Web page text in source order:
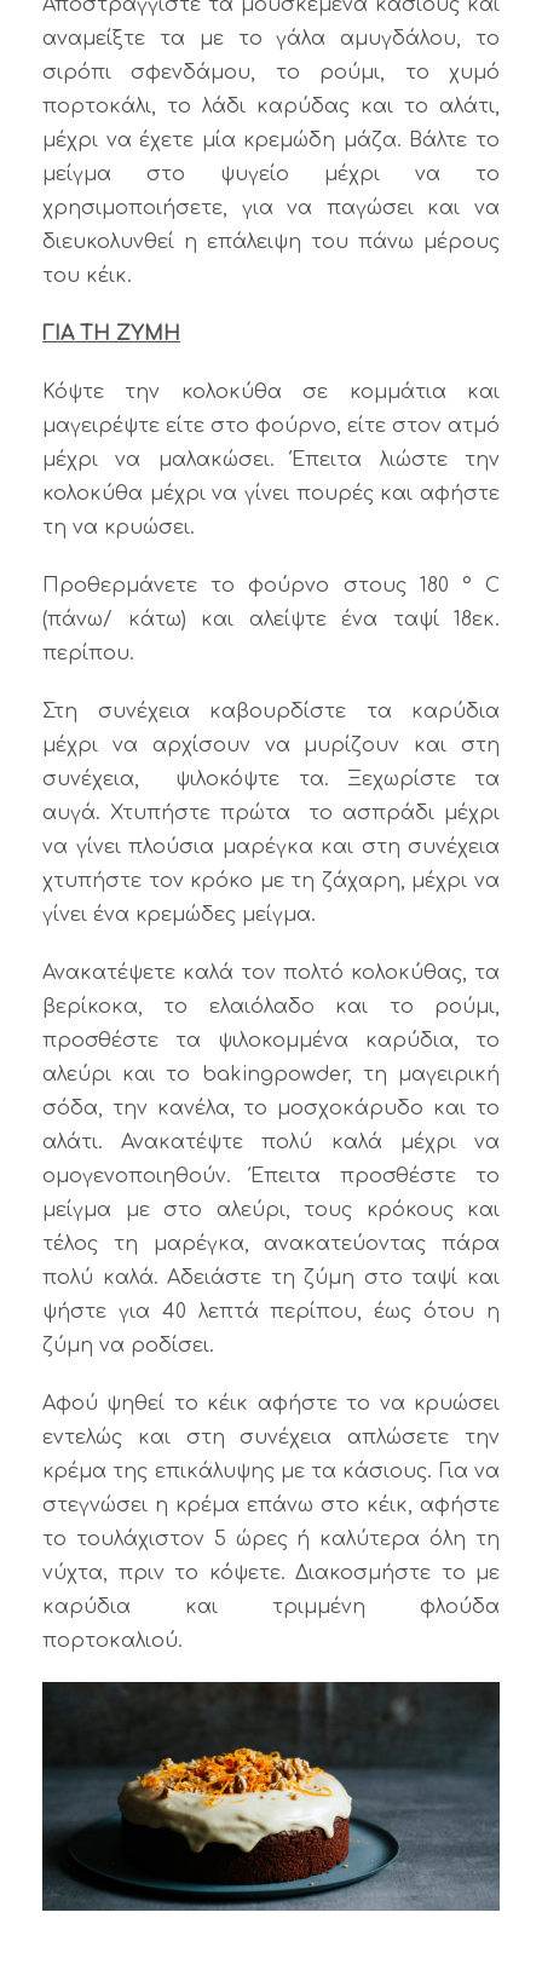
Αποστραγγίστε τα μουσκεμένα κάσιους και
αναμείξτε τα με το γάλα αμυγδάλου, το
σιρόπι σφενδάμου, το ρούμι, το χυμό
πορτοκάλι, το λάδι καρύδας και το αλάτι,
μέχρι να έχετε μία κρεμώδη μάζα. Βάλτε το
μείγμα στο ψυγείο μέχρι να το
χρησιμοποιήσετε, για να παγώσει και να
διευκολυνθεί η επάλειψη του πάνω μέρους
του κέικ.
ΓΙΑ ΤΗ ΖΥΜΗ
Κόψτε την κολοκύθα σε κομμάτια και
μαγειρέψτε είτε στο φούρνο, είτε στον ατμό
μέχρι να μαλακώσει. Έπειτα λιώστε την
κολοκύθα μέχρι να γίνει πουρές και αφήστε
τη να κρυώσει.
Προθερμάνετε το φούρνο στους 180 ° C
(πάνω/ κάτω) και αλείψτε ένα ταψί 18εκ.
περίπου.
Στη συνέχεια καβουρδίστε τα καρύδια
μέχρι να αρχίσουν να μυρίζουν και στη
συνέχεια, ψιλοκόψτε τα. Ξεχωρίστε τα
αυγά. Χτυπήστε πρώτα το ασπράδι μέχρι
να γίνει πλούσια μαρέγκα και στη συνέχεια
χτυπήστε τον κρόκο με τη ζάχαρη, μέχρι να
γίνει ένα κρεμώδες μείγμα.
Ανακατέψετε καλά τον πολτό κολοκύθας, τα
βερίκοκα, το ελαιόλαδο και το ρούμι,
προσθέστε τα ψιλοκομμένα καρύδια, το
αλεύρι και το bakingpowder, τη μαγειρική
σόδα, την κανέλα, το μοσχοκάρυδο και το
αλάτι. Ανακατέψτε πολύ καλά μέχρι να
ομογενοποιηθούν. Έπειτα προσθέστε το
μείγμα με στο αλεύρι, τους κρόκους και
τέλος τη μαρέγκα, ανακατεύοντας πάρα
πολύ καλά. Αδειάστε τη ζύμη στο ταψί και
ψήστε για 40 λεπτά περίπου, έως ότου η
ζύμη να ροδίσει.
Αφού ψηθεί το κέικ αφήστε το να κρυώσει
εντελώς και στη συνέχεια απλώσετε την
κρέμα της επικάλυψης με τα κάσιους. Για να
στεγνώσει η κρέμα επάνω στο κέικ, αφήστε
το τουλάχιστον 5 ώρες ή καλύτερα όλη τη
νύχτα, πριν το κόψετε. Διακοσμήστε το με
καρύδια και τριμμένη φλούδα
πορτοκαλιού.